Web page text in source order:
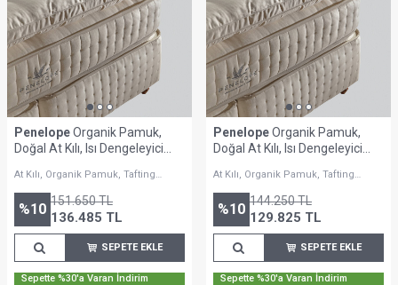
PenelopeOrganik Pamuk,
Doğal At Kılı, Isı Dengeleyici
Victorian
At Kılı, Organik Pamuk, Tafting
%10 151.650TL
136.485 TL
SEPETE EKLE
Sepette %30'a Varan İndirim
PenelopeOrganik Pamuk,
Doğal At Kılı, Isı Dengeleyici
Victorian
At Kılı, Organik Pamuk, Tafting
%10 144.250TL
129.825 TL
SEPETE EKLE
Sepette %30'a Varan İndirim